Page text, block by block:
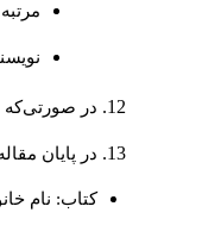
در صورتی‌که
در پایان
کتاب: نام